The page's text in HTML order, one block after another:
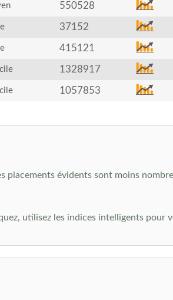
550528
37152
415121
1328917
1057853
placements évidents sont moins
utilisez les indices intelligents pour